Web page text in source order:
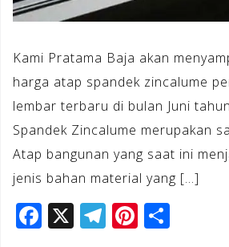
Kami Pratama Baja akan
harga atap spandek zincalume
lembar terbaru di bulan Juni
Spandek Zincalume merupakan
Atap bangunan yang saat ini
jenis bahan material yang […]
F X T Pi